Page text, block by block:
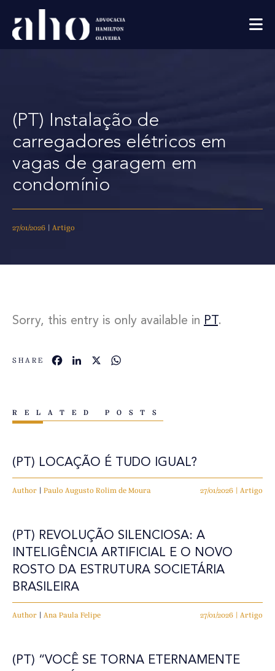
(PT) Instalação de
carregadores elétricos em
vagas de garagem em
condomínio
27/01/2026 | Artigo
Sorry, this entry is only available in PT .
SHARE FacebookLinkedIn
RELATED POSTS
(PT) LOCAÇÃO É TUDO IGUAL?
Author | Paulo Augusto Rolim de Moura 27/01/2026 | Artigo
(PT) REVOLUÇÃO SILENCIOSA: A
INTELIGÊNCIA ARTIFICIAL E O NOVO
ROSTO DA ESTRUTURA SOCIETÁRIA
BRASILEIRA
Author | Ana Paula Felipe 27/01/2026 | Artigo
(PT) “VOCÊ SE TORNA ETERNAMENTE